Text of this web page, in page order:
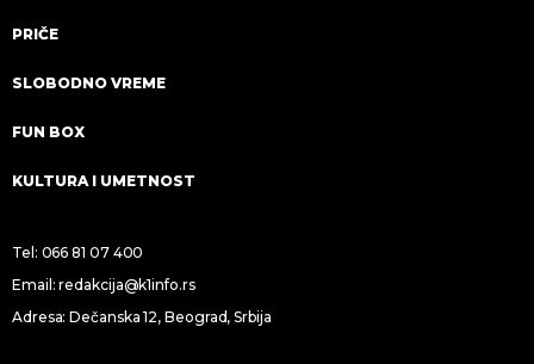
PRIČE
SLOBODNO VREME
FUN BOX
KULTURA I UMETNOST
Tel: 066 81 07 400
Email:redakcija@k1info.rs
Adresa: Dečanska 12, Beograd, Srbija